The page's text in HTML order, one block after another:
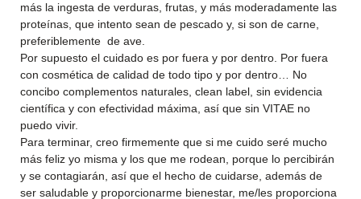
más la ingesta de verduras, frutas, y más moderadamente las
proteínas, que intento sean de pescado y, si son de carne,
preferiblemente de ave.
Por supuesto el cuidado es por fuera y por dentro. Por fuera
con cosmética de calidad de todo tipo y por dentro… No
concibo complementos naturales, clean label, sin evidencia
científica y con efectividad máxima, así que sin VITAE no
puedo vivir.
Para terminar, creo firmemente que si me cuido seré mucho
más feliz yo misma y los que me rodean, porque lo percibirán
y se contagiarán, así que el hecho de cuidarse, además de
ser saludable y proporcionarme bienestar, me/les proporciona